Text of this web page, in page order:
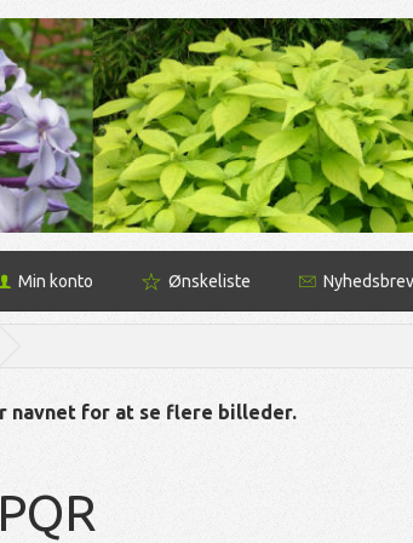
Min konto Ønskeliste Nyhedsbrev
navnet for at se flere billeder.